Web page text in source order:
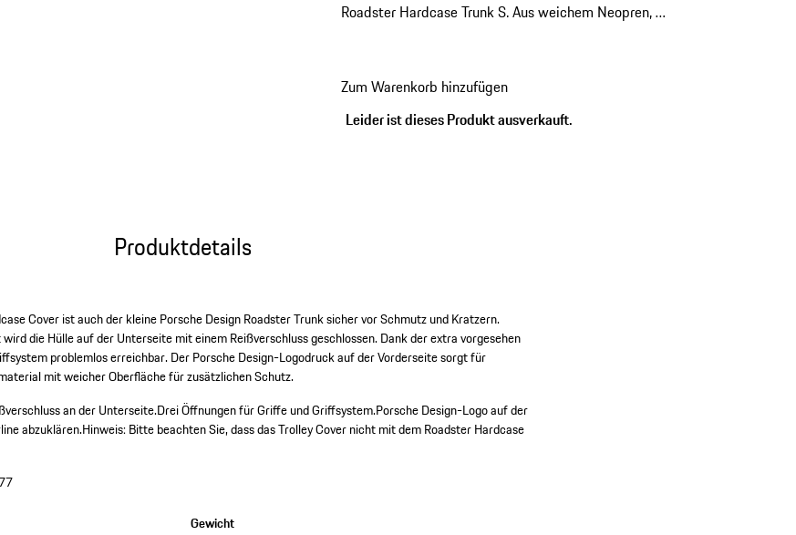
Roadster Hardcase Trunk S. Aus weichem Neopren, mit
Zum Warenkorb hinzufügen
Leider ist dieses Produkt ausverkauft.
Produktdetails
Cover ist auch der kleine Porsche Design Roadster Trunk sicher vor Schmutz und Kratzern.
die Hülle auf der Unterseite mit einem Reißverschluss geschlossen. Dank der extra vorgesehen
problemlos erreichbar. Der Porsche Design-Logodruck auf der Vorderseite sorgt für
mit weicher Oberfläche für zusätzlichen Schutz.
an der Unterseite.Drei Öffnungen für Griffe und Griffsystem.Porsche Design-Logo auf der
abzuklären.Hinweis: Bitte beachten Sie, dass das Trolley Cover nicht mit dem Roadster Hardcase
Gewicht